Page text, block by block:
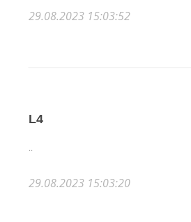
29.08.2023 15:03:52
L4
..
29.08.2023 15:03:20